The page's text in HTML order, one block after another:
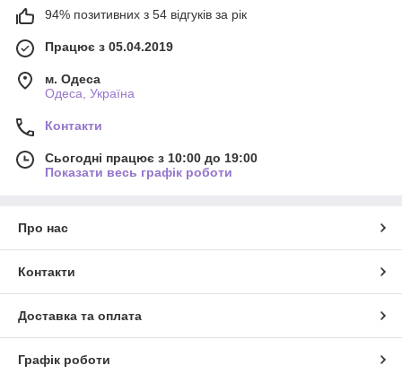
94% позитивних з 54 відгуків за рік
Працює з 05.04.2019
м. Одеса
Одеса, Україна
Контакти
Сьогодні працює з 10:00 до 19:00
Показати весь графік роботи
Про нас
Контакти
Доставка та оплата
Графік роботи